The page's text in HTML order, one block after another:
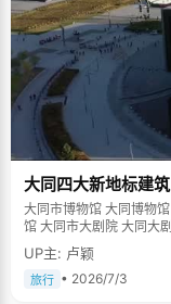
大同四大新地标建筑
大同市博物馆 大同博物馆 大同市美术馆 大同美术馆 大同市图书馆 大同图书
馆 大同市大剧院 大
UP主: 卢颖
旅行 • 2026/7/3